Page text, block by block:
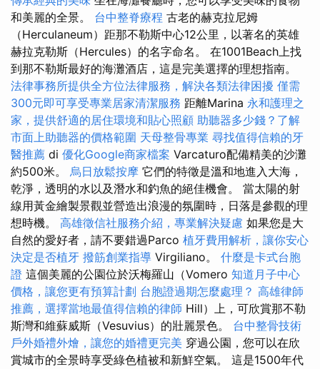
和美麗的全景。 台中整脊療程 古老的赫克拉尼姆
（Herculaneum）距那不勒斯中心12公里，以著名的英雄
赫拉克勒斯（Hercules）的名字命名。 在1001Beach上找
到那不勒斯最好的海灘酒店，這是完美選擇的理想指南。
法律事務所提供全方位法律服務，解決各類法律困擾 僅需
300元即可享受專業居家清潔服務 距離Marina 永和護理之
家，提供舒適的居住環境和貼心照顧 助聽器多少錢？了解
市面上助聽器的價格範圍 天母整骨專業 尋找值得信賴的牙
醫推薦 di 優化Google商家檔案 Varcaturo配備精美的沙灘
約500米。 烏日放鬆按摩 它們的特徵是溫和地進入大海，
乾淨，透明的水以及潛水和釣魚的絕佳機會。 當太陽的射
線用黃金繪製景觀並營造出浪漫的氛圍時，日落是參觀的理
想時機。 高雄徵信社服務介紹，專業解決疑慮 如果您是大
自然的愛好者，請不要錯過Parco 植牙費用解析，讓你安心
決定是否植牙 撥筋創業指導 Virgiliano。 什麼是卡式台胞
證 這個美麗的公園位於沃梅羅山（Vomero 知道月子中心
價格，讓您更有預算計劃 台胞證過期怎麼處理？ 高雄律師
推薦，選擇當地最值得信賴的律師 Hill）上，可欣賞那不勒
斯灣和維蘇威斯（Vesuvius）的壯麗景色。 台中整骨技術
戶外婚禮外燴，讓您的婚禮更完美 穿過公園，您可以在欣
賞城市的全景時享受綠色植被和新鮮空氣。 這是1500年代